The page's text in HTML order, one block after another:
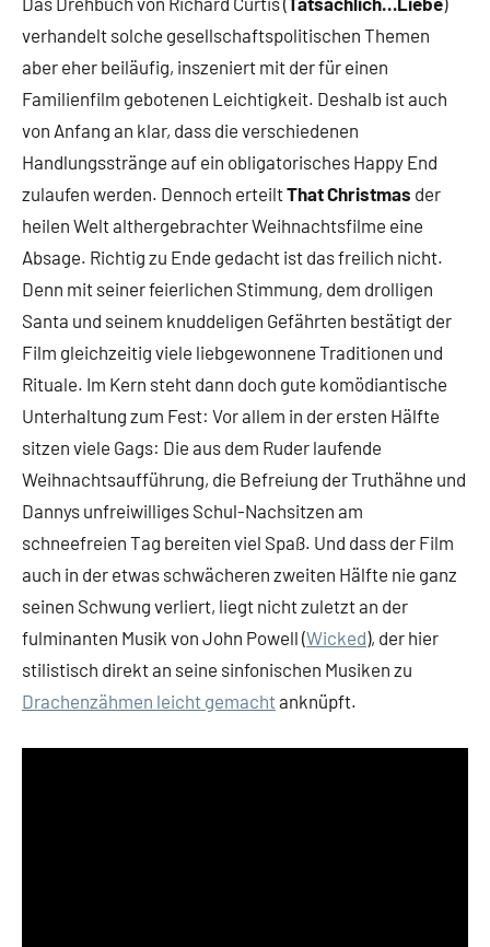
verhandelt solche gesellschaftspolitischen Themen
aber eher beiläufig, inszeniert mit der für einen
Familienfilm gebotenen Leichtigkeit. Deshalb ist auch
von Anfang an klar, dass die verschiedenen
Handlungsstränge auf ein obligatorisches Happy End
zulaufen werden. Dennoch erteiltThat Christmas der
heilen Welt althergebrachter Weihnachtsfilme eine
Absage. Richtig zu Ende gedacht ist das freilich nicht.
Denn mit seiner feierlichen Stimmung, dem drolligen
Santa und seinem knuddeligen Gefährten bestätigt der
Film gleichzeitig viele liebgewonnene Traditionen und
Rituale. Im Kern steht dann doch gute komödiantische
Unterhaltung zum Fest: Vor allem in der ersten Hälfte
sitzen viele Gags: Die aus dem Ruder laufende
Weihnachtsaufführung, die Befreiung der Truthähne und
Dannys unfreiwilliges Schul-Nachsitzen am
schneefreien Tag bereiten viel Spaß. Und dass der Film
auch in der etwas schwächeren zweiten Hälfte nie ganz
seinen Schwung verliert, liegt nicht zuletzt an der
fulminanten Musik von John Powell (Wicked), der hier
stilistisch direkt an seine sinfonischen Musiken zu
Drachenzähmen leicht gemachtanknüpft.